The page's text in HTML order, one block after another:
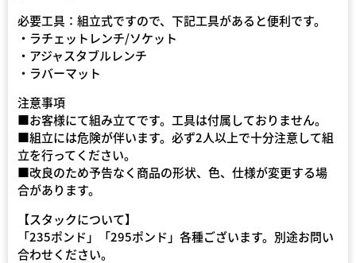
必要工具：組立式ですので、下記工具があると便利です。
・ラチェットレンチ/ソケット
・アジャスタブルレンチ
・ラバーマット
注意事項
■お客様にて組み立てです。工具は付属しておりません。
■組立には危険が伴います。必ず2人以上で十分注意して組
立を行ってください。
■改良のため予告なく商品の形状、色、仕様が変更する場
合があります。
【スタックについて】
「235ポンド」「295ポンド」各種ございます。別途お問い
合わせください。